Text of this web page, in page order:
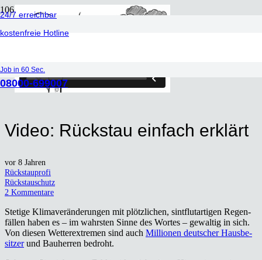
24/7 erreichbar
kostenfreie Hotline
Job in 60 Sec.
08000-699007
Video: Rück­stau ein­fach erklärt
vor 8 Jahren
Rückstauprofi
Rückstauschutz
2 Kommentare
Ste­ti­ge Kli­ma­ver­än­de­run­gen mit plötz­li­chen, sint­flut­ar­ti­gen Regen­
fäl­len haben es – im wahrs­ten Sin­ne des Wor­tes – gewal­tig in sich.
Von die­sen Wet­ter­ex­tre­men sind auch Mil­lio­nen deut­scher Haus­be­
sit­zerund Bau­her­ren bedroht.